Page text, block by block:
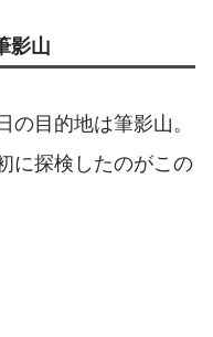
影山
の目的地は筆影山。
に探検したのがこの